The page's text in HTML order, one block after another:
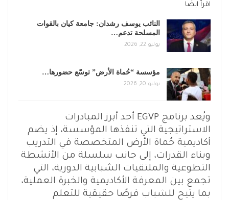
اقرأ ايضًا
النائب يوسف رشدان: جامعة كيان بالقوات
المسلحة تدعم…
يوليو 22, 2026
مؤسسة “حُماة الأرض” توسّع حضورها…
يوليو 20, 2026
ويُعد برنامج EGVP أحد أبرز المبادرات
الاستراتيجية التي تنفذها المؤسسة، إذ يضم
أكاديمية حُماة الأرض المتخصصة في التدريب
وبناء القدرات، إلى جانب سلسلة من الأنشطة
التطوعية والملتقيات الشبابية الدورية، التي
تجمع بين المعرفة الأكاديمية والخبرة العملية،
بما يتيح للشباب فرصًا حقيقية للتعلم